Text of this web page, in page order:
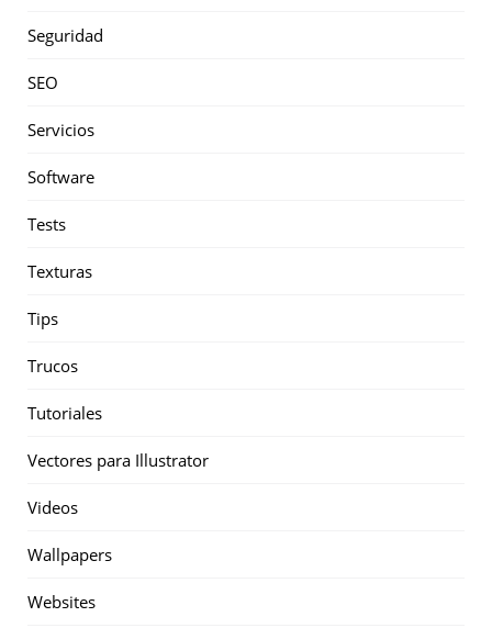
Seguridad
SEO
Servicios
Software
Tests
Texturas
Tips
Trucos
Tutoriales
Vectores para Illustrator
Videos
Wallpapers
Websites